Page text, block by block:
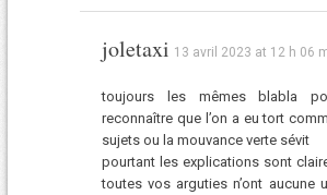
joletaxi 13 avril 2023 at 12 h 06
toujours les mêmes blabla
reconnaître que l’on a eu tort
sujets ou la mouvance verte sévit
pourtant les explications sont
toutes vos arguties n’ont aucune